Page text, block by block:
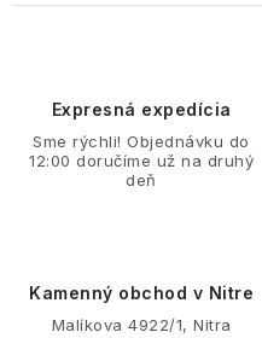
Expresná expedícia
Sme rýchli! Objednávku do
12:00 doručíme už na druhý
deň
Kamenný obchod v Nitre
Malíkova 4922/1, Nitra